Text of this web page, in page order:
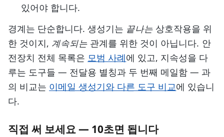
있어야 합니다.
경계는 단순합니다. 생성기는 끝나는 상호작용을 위
한 것이지, 계속되는 관계를 위한 것이 아닙니다. 안
전장치 전체 목록은 모범 사례에 있고, 지속성을 다
루는 도구들 — 전달용 별칭과 두 번째 메일함 — 과
의 비교는 이메일 생성기와 다른 도구 비교에 있습니
다.
직접 써 보세요 — 10초면 됩니다